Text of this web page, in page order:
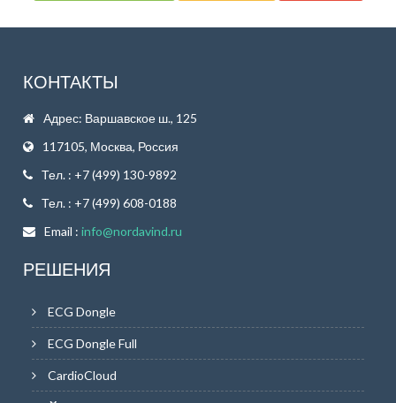
КОНТАКТЫ
Адрес: Варшавское ш., 125
117105, Москва, Россия
Тел. : +7 (499) 130-9892
Тел. : +7 (499) 608-0188
Email :info@nordavind.ru
РЕШЕНИЯ
ECG Dongle
ECG Dongle Full
CardioCloud